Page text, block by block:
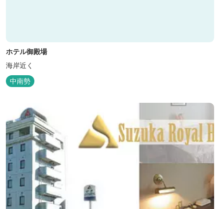
ホテル御殿場
海岸近く
中南勢